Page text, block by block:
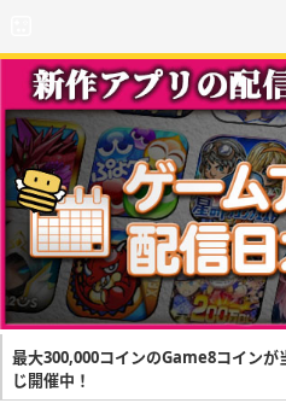
最大300,000コインのGame8コインが
じ開催中！